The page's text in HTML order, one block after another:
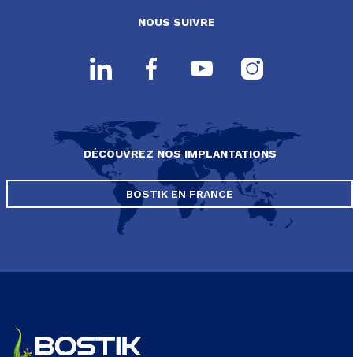
NOUS SUIVRE
DÉCOUVREZ NOS IMPLANTATIONS
BOSTIK EN FRANCE